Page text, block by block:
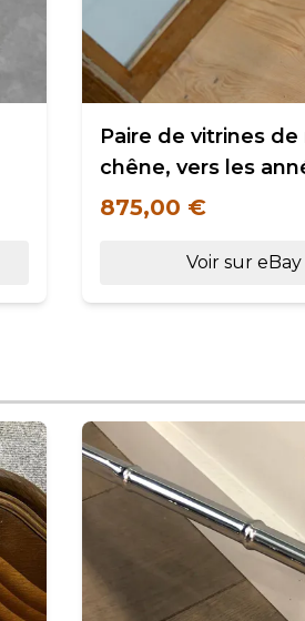
Paire de vitrines
chêne, vers les
875,00 €
Voir sur